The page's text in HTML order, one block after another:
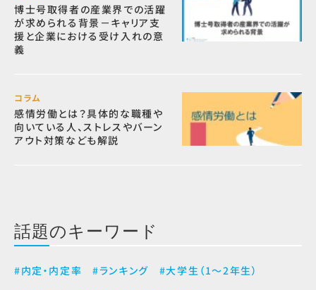
博士号取得者の産業界での活躍
が求められる背景－キャリア支
援と企業における受け入れの意
義
コラム
感情労働とは？具体的な職種や
向いている人、ストレスやバーン
アウト対策なども解説
話題のキーワード
#内定・内定率 #ランキング
#大学生（1～2年生）